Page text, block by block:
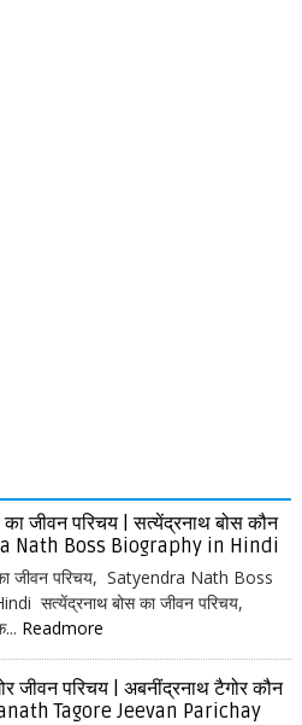
जीवन परिचय | सत्येंद्रनाथ बोस कौन
Nath Boss Biography in Hindi
जीवन परिचय, Satyendra Nath Boss
सत्येंद्रनाथ बोस का जीवन परिचय,
Readmore
जीवन परिचय | अबनींद्रनाथ टैगोर कौन
Tagore Jeevan Parichay